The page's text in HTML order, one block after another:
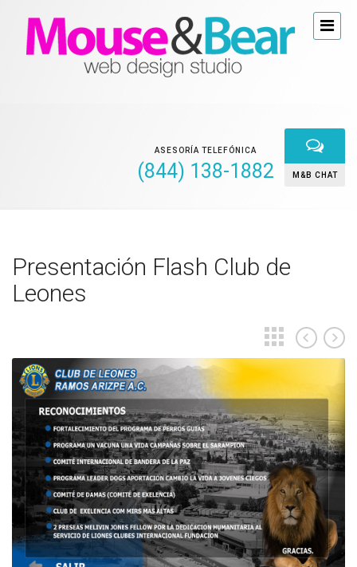
ASESORÍA TELEFÓNICA
(844) 138-1882 M&B CHAT
Presentación Flash Club de
Leones